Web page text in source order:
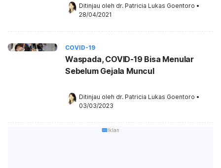
Ditinjau oleh dr. Patricia Lukas Goentoro •
28/04/2021
COVID-19
Waspada, COVID-19 Bisa Menular
Sebelum Gejala Muncul
Ditinjau oleh dr. Patricia Lukas Goentoro •
03/03/2023
Iklan